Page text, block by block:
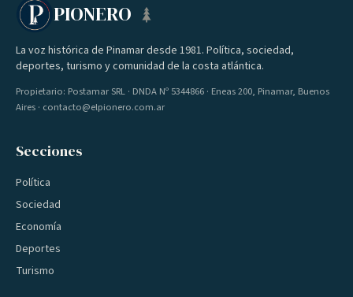
PIONERO
La voz histórica de Pinamar desde 1981. Política, sociedad,
deportes, turismo y comunidad de la costa atlántica.
Propietario: Postamar SRL · DNDA Nº 5344866 · Eneas 200, Pinamar, Buenos
Aires · contacto@elpionero.com.ar
Secciones
Política
Sociedad
Economía
Deportes
Turismo